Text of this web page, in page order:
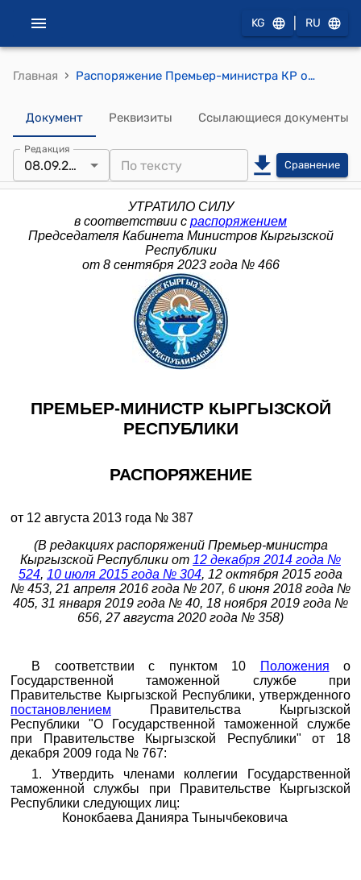
KG RU
Главная › Распоряжение Премьер-министра КР от 12 августа 2013 года № 387 (Об утверждении членов коллегии Государственной таможенной службы при Правительстве Кыргызской Республики)
Документ Реквизиты Ссылающиеся документы
Редакция
08.09.2023 Сравнение